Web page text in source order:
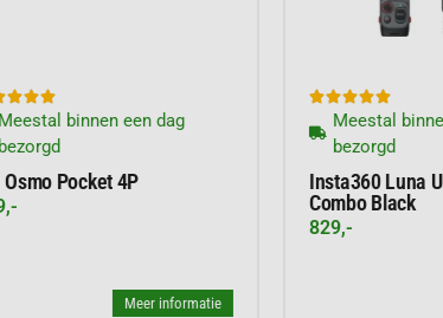
met 60 frames per
kun je zelfs filmen in
je avontuur
te

Meestal binnen een dag
bezorgd
Osmo Pocket 4P
Meer informatie

Meestal
bezorgd
Insta360 Luna
Combo Black
829,-